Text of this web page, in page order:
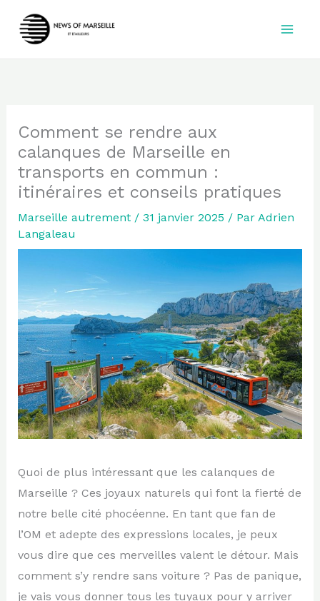
Comment se rendre aux
calanques de Marseille en
transports en commun :
itinéraires et conseils pratiques
Marseille autrement/ 31 janvier 2025 / Par Adrien
Langaleau
Quoi de plus intéressant que les calanques de
Marseille ? Ces joyaux naturels qui font la fierté de
notre belle cité phocéenne. En tant que fan de
l’OM et adepte des expressions locales, je peux
vous dire que ces merveilles valent le détour. Mais
comment s’y rendre sans voiture ? Pas de panique,
je vais vous donner tous les tuyaux pour y arriver